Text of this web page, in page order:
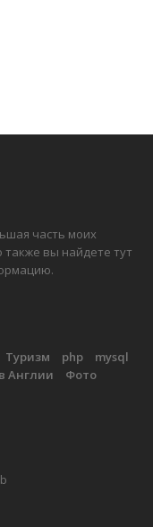
часть моих
также вы найдете тут
Туризм php
mysql
Англии
Фото